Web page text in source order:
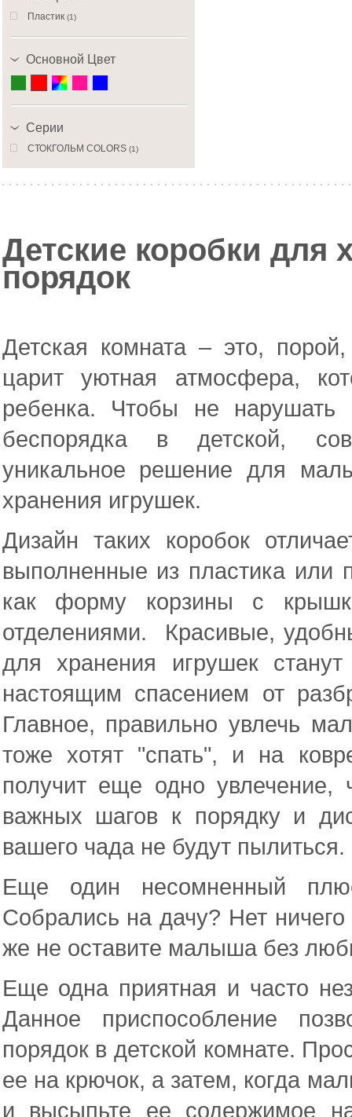
Пластик (1)
Основной Цвет
Серии
CТОКГОЛЬМ COLORS (1)
Детские коробки для
порядок
Детская комната – это,
царит уютная атмосфера,
ребенка. Чтобы не
беспорядка в детской,
уникальное решение для
хранения игрушек.
Дизайн таких коробок
выполненные из пластика или
как форму корзины с
отделениями. Красивые,
для хранения игрушек
настоящим спасением от
Главное, правильно увлечь
тоже хотят "спать", и на
получит еще одно увлечение,
важных шагов к порядку и
вашего чада не будут пылиться.
Еще один несомненный
Собрались на дачу? Нет
же не оставите малыша без
Еще одна приятная и часто
Данное приспособление
порядок в детской комнате.
ее на крючок, а затем, когда
и высыпьте ее содержимое